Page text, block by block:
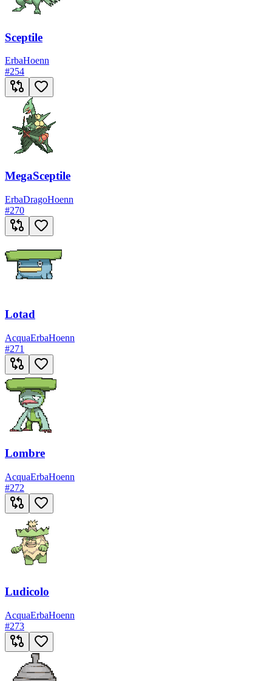
Sceptile
ErbaHoenn
#254
MegaSceptile
ErbaDragoHoenn
#270
Lotad
AcquaErbaHoenn
#271
Lombre
AcquaErbaHoenn
#272
Ludicolo
AcquaErbaHoenn
#273